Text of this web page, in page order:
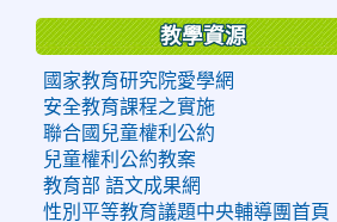
教學資源
國家教育研究院愛學網
安全教育課程之實施
聯合國兒童權利公約
兒童權利公約教案
教育部 語文成果網
性別平等教育議題中央輔導團首頁